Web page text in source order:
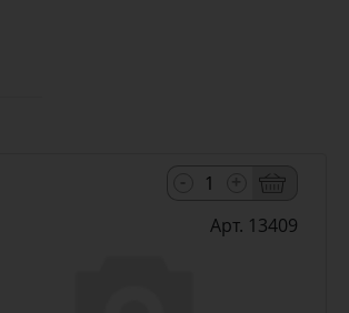
Арт. 13409